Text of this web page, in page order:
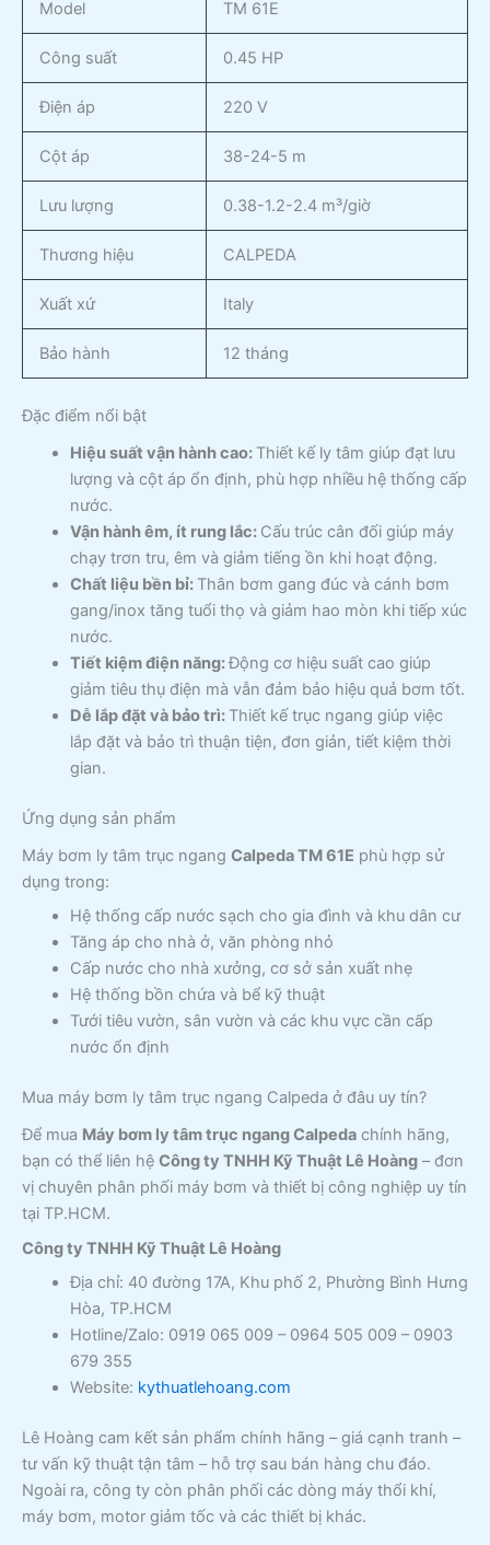
Model TM 61E
Công suất 0.45 HP
Điện áp 220 V
Cột áp 38-24-5 m
Lưu lượng 0.38-1.2-2.4 m³/giờ
Thương hiệu CALPEDA
Xuất xứ Italy
Bảo hành 12 tháng
Đặc điểm nổi bật
Hiệu suất vận hành cao: Thiết kế ly tâm giúp đạt lưu
lượng và cột áp ổn định, phù hợp nhiều hệ thống cấp
nước.
Vận hành êm, ít rung lắc: Cấu trúc cân đối giúp máy
chạy trơn tru, êm và giảm tiếng ồn khi hoạt động.
Chất liệu bền bỉ: Thân bơm gang đúc và cánh bơm
gang/inox tăng tuổi thọ và giảm hao mòn khi tiếp xúc
nước.
Tiết kiệm điện năng:Động cơ hiệu suất cao giúp
giảm tiêu thụ điện mà vẫn đảm bảo hiệu quả bơm tốt.
Dễ lắp đặt và bảo trì: Thiết kế trục ngang giúp việc
lắp đặt và bảo trì thuận tiện, đơn giản, tiết kiệm thời
gian.
Ứng dụng sản phẩm
Máy bơm ly tâm trục ngang Calpeda TM 61E phù hợp sử
dụng trong:
Hệ thống cấp nước sạch cho gia đình và khu dân cư
Tăng áp cho nhà ở, văn phòng nhỏ
Cấp nước cho nhà xưởng, cơ sở sản xuất nhẹ
Hệ thống bồn chứa và bể kỹ thuật
Tưới tiêu vườn, sân vườn và các khu vực cần cấp
nước ổn định
Mua máy bơm ly tâm trục ngang Calpeda ở đâu uy tín?
Để mua Máy bơm ly tâm trục ngang Calpeda chính hãng,
bạn có thể liên hệ Công ty TNHH Kỹ Thuật Lê Hoàng – đơn
vị chuyên phân phối máy bơm và thiết bị công nghiệp uy tín
tại TP.HCM.
Công ty TNHH Kỹ Thuật Lê Hoàng
Địa chỉ: 40 đường 17A, Khu phố 2, Phường Bình Hưng
Hòa, TP.HCM
Hotline/Zalo: 0919 065 009 – 0964 505 009 – 0903
679 355
Website: kythuatlehoang.com
Lê Hoàng cam kết sản phẩm chính hãng – giá cạnh tranh –
tư vấn kỹ thuật tận tâm – hỗ trợ sau bán hàng chu đáo.
Ngoài ra, công ty còn phân phối các dòng máy thổi khí,
máy bơm, motor giảm tốc và các thiết bị khác.